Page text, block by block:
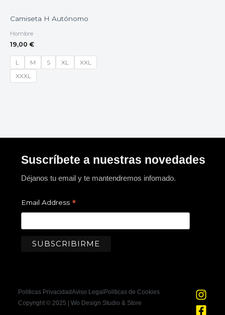
Camiseta H Autónomo
Hombre
19,00 €
L M S XL
XXL
XXXL
Suscríbete a nuestras novedades
Déjanos tu email y te mantendremos infomado.
Email Address *
Politicas PrivacidadAviso LegalPoliticas de Cookies
Copyright © 2025 | Wo Design Studio & Store
I
n
F
a